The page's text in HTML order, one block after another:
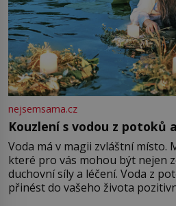
nejsemsama.cz
Kouzlení s vodou z potoků
Voda má v magii zvláštní místo.
které pro vás mohou být nejen
duchovní síly a léčení. Voda z
přinést do vašeho života